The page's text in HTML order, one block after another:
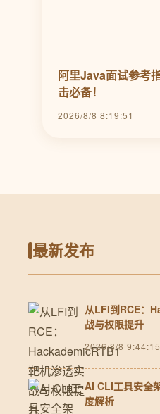
阿里Java面试参考
击必备！
2026/8/8 8:19:51
最新发布
从LFI到RCE：
战与权限提升
2026/8/8 9:44:15
AI CLI工具安全
度解析